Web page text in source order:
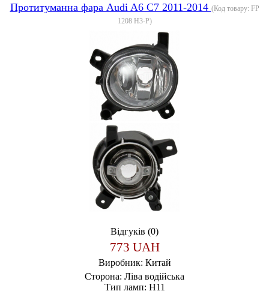
Протитуманна фара Audi A6 C7 2011-2014 (Код товару: FP
1208 H3-P)
Відгуків (0)
773 UAH
Виробник: Китай
Сторона: Ліва водійська
Тип ламп: H11